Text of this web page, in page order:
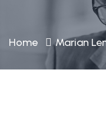
Home Marian